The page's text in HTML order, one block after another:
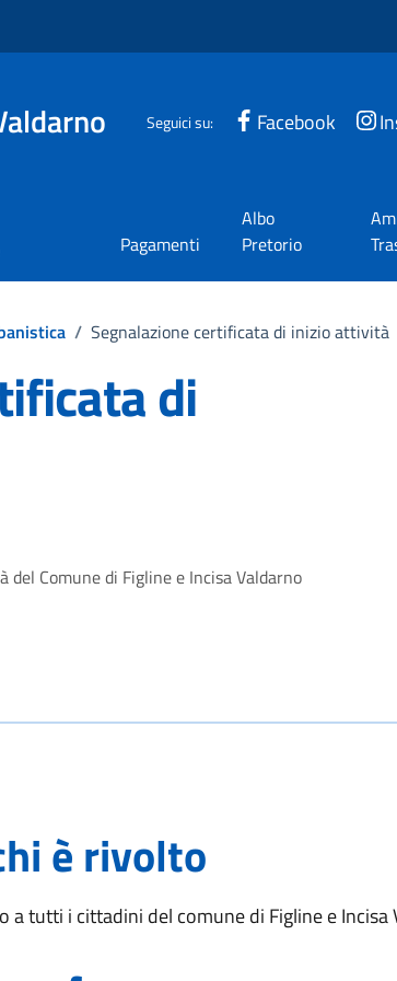
Seguici su: Facebook
Pagamenti
Albo
Pretorio
/ Segnalazione certificata di inizio attività
di
Comune di Figline e Incisa Valdarno
è rivolto
a tutti i cittadini del comune di Figline e Incisa